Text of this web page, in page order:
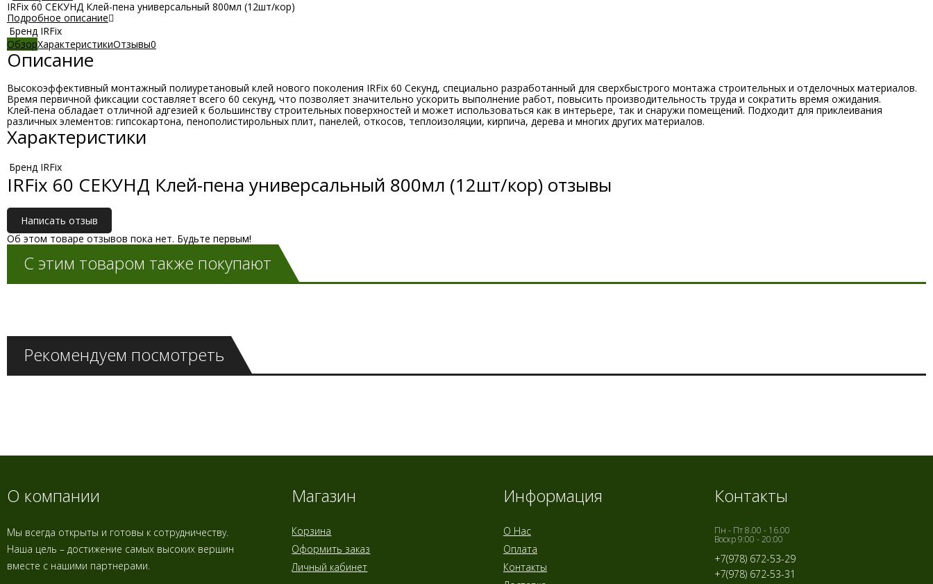
IRFix 60 СЕКУНД Клей-пена универсальный 800мл (12шт/кор)
Подробное описание
Бренд IRFix
ОбзорХарактеристикиОтзывы0
Описание
Высокоэффективный монтажный полиуретановый клей нового поколения IRFix 60 Секунд, специально разработанный для сверхбыстрого монтажа строительных и отделочных материалов.
Время первичной фиксации составляет всего 60 секунд, что позволяет значительно ускорить выполнение работ, повысить производительность труда и сократить время ожидания.
Клей-пена обладает отличной адгезией к большинству строительных поверхностей и может использоваться как в интерьере, так и снаружи помещений. Подходит для приклеивания
различных элементов: гипсокартона, пенополистирольных плит, панелей, откосов, теплоизоляции, кирпича, дерева и многих других материалов.
Характеристики
Бренд IRFix
IRFix 60 СЕКУНД Клей-пена универсальный 800мл (12шт/кор) отзывы
Написать отзыв
Об этом товаре отзывов пока нет. Будьте первым!
С этим товаром также покупают
Рекомендуем посмотреть
О компании
Мы всегда открыты и готовы к сотрудничеству.
Наша цель – достижение самых высоких вершин
вместе с нашими партнерами.
Магазин
Корзина
Оформить заказ
Личный кабинет
Информация
О Нас
Оплата
Контакты
Контакты
Пн - Пт 8.00 - 16.00
Воскр 9:00 - 20:00
+7(978) 672-53-29
+7(978) 672-53-31